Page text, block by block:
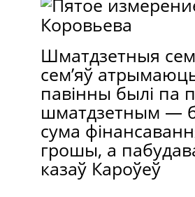
Шматдзетныя
сем’яў
павінны былі па
шматдзетным —
сума
грошы, а
казаў Кароўеў